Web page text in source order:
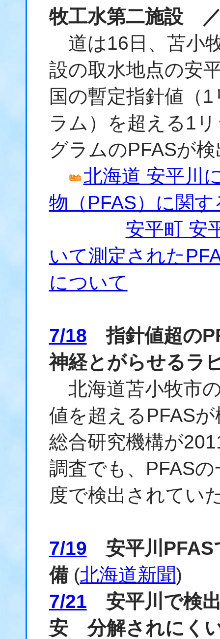
牧工水第二施設
道は16日、苫小
設の取水地点の安
国の暫定指針値（
ラム）を超える1
グラムのPFASが
北海道 安平川
物（PFAS）に関
安平町 安
いて測定された
について
7/18 指針値超の
神経とがらせるラ
北海道苫小牧市
値を超えるPFAS
総合研究機構が
調査でも、PFAS
度で検出されてい
7/19 安平川PFAS
備(北海道新聞)
7/21 安平川で検
安 分解されにく